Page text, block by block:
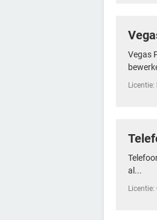
Vegas
Licentie:
al...
Licentie: